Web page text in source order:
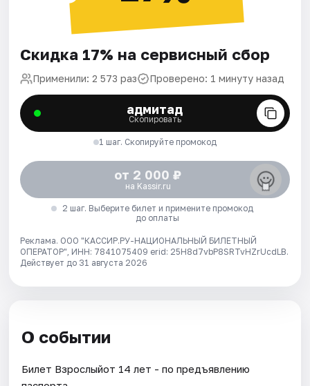
Скидка 17% на сервисный сбор
Применили: 2 573 раз Проверено: 1 минуту назад
адмитад
Скопировать
1 шаг. Скопируйте промокод
от 2 000 ₽
на Kassir.ru
2 шаг. Выберите билет и примените промокод
до оплаты
Реклама. ООО "КАССИР.РУ-НАЦИОНАЛЬНЫЙ БИЛЕТНЫЙ
ОПЕРАТОР", ИНН: 7841075409 erid: 25H8d7vbP8SRTvHZrUcdLB.
Действует до 31 августа 2026
О событии
Билет Взрослыйот 14 лет - по предъявлению